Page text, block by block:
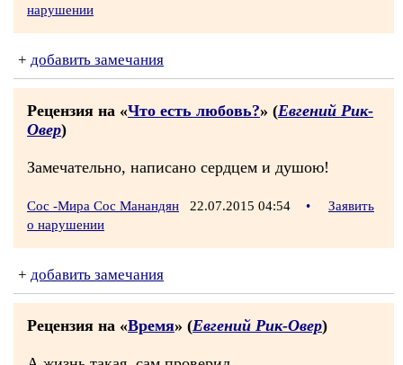
нарушении
+ добавить замечания
Рецензия на «Что есть любовь?» (Евгений Рик-
Овер)
Замечательно, написано сердцем и душою!
Сос -Мира Сос Манандян 22.07.2015 04:54 •
Заявить
о нарушении
+ добавить замечания
Рецензия на «Время» (Евгений Рик-Овер)